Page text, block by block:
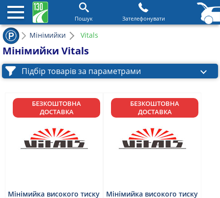
Пошук Зателефонувати
Мінімийки Vitals
Мінімийки Vitals
Підбір товарів за параметрами
БЕЗКОШТОВНА
ДОСТАВКА
Мінімийка високого тиску
БЕЗКОШТОВНА
ДОСТАВКА
Мінімийка високого тиску